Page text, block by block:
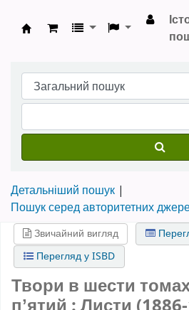
Бібліотека НТШ ›
Детальніший пошук
Пошук серед авторитетних
Звичайний вигляд
Перегляд у ISBD
Твори в шести